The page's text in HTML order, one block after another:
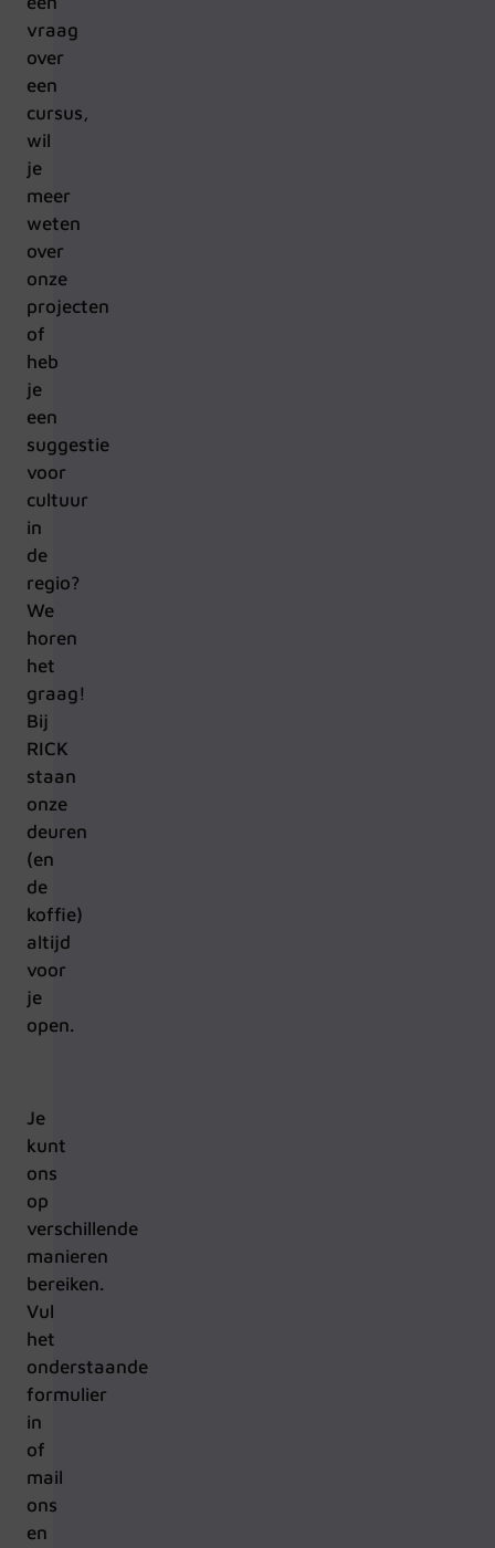
vraag
over
een
cursus,
wil
je
meer
weten
over
onze
projecten
of
heb
je
een
suggestie
voor
cultuur
in
de
regio?
We
horen
het
graag!
Bij
RICK
staan
onze
deuren
(en
de
koffie)
altijd
voor
je
open.
Je
kunt
ons
op
verschillende
manieren
bereiken.
Vul
het
onderstaande
formulier
in
of
mail
ons
en